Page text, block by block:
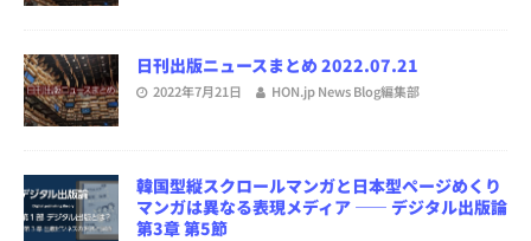
日刊出版ニュースまとめ 2022.07.21
2022年7月21日 HON.jp News Blog編集部
韓国型縦スクロールマンガと日本型ページめくり
マンガは異なる表現メディア ―― デジタル出版論
第3章 第5節